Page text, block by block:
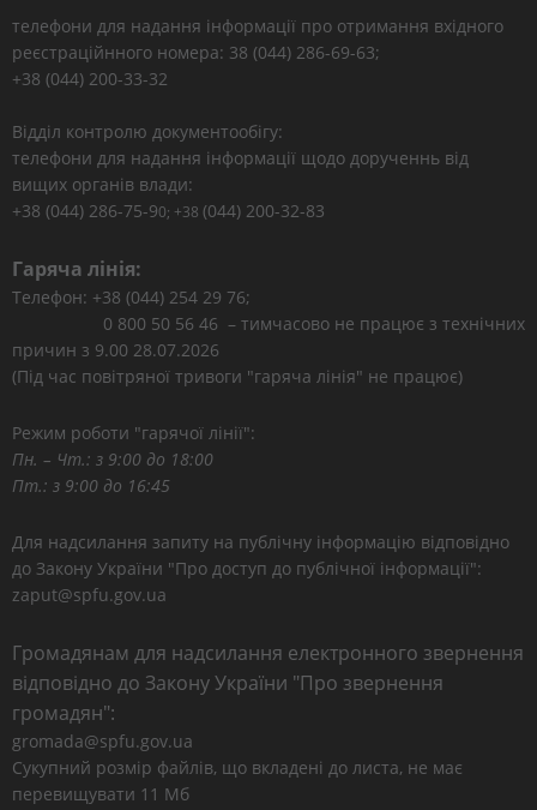
телефони для надання інформації про отримання вхідного
реєстраційнного номера: 38 (044) 286-69-63;
+38 (044) 200-33-32
Відділ контролю документообігу:
телефони для надання інформації щодо дорученнь від
вищих органів влади:
+38 (044) 286-75-90; +38 (044) 200-32-83
Гаряча лінія:
Телефон: +38 (044) 254 29 76;
0 800 50 56 46 – тимчасово не працює з технічних
причин з 9.00 28.07.2026
(Під час повітряної тривоги "гаряча лінія" не працює)
Режим роботи "гарячої лінії":
Пн. – Чт.: з 9:00 до 18:00
Пт.: з 9:00 до 16:45
Для надсилання запиту на публічну інформацію відповідно
до Закону України "Про доступ до публічної інформації":
zaput@spfu.gov.ua
Громадянам для надсилання електронного звернення
відповідно до Закону України "Про звернення
громадян":
gromada@spfu.gov.ua
Сукупний розмір файлів, що вкладені до листа, не має
перевищувати 11 Мб